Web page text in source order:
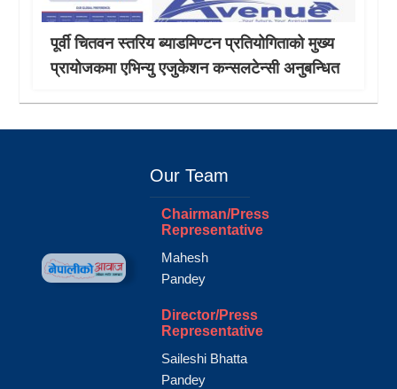
पूर्वी चितवन स्तरिय ब्याडमिण्टन प्रतियोगिताको मुख्य
प्रायोजकमा एभिन्यु एजुकेशन कन्सलटेन्सी अनुबन्धित
Our Team
Chairman/Press
Representative
Mahesh
Pandey
Director/Press
Representative
Saileshi Bhatta
Pandey